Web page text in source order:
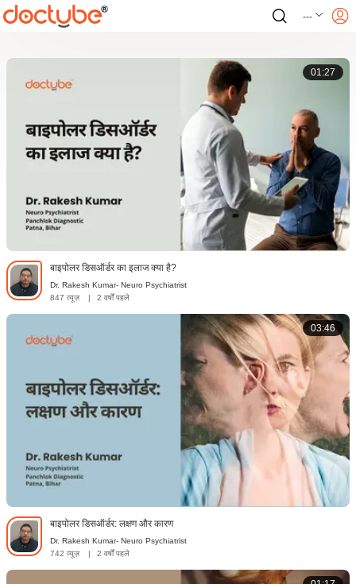
---
01:27
बाइपोलर डिसऑर्डर का इलाज क्या है?
Dr. Rakesh Kumar- Neuro Psychiatrist
847 व्यूज़
| 2 वर्षों पहले
03:46
बाइपोलर डिसऑर्डर: लक्षण और कारण
Dr. Rakesh Kumar- Neuro Psychiatrist
742 व्यूज़
| 2 वर्षों पहले